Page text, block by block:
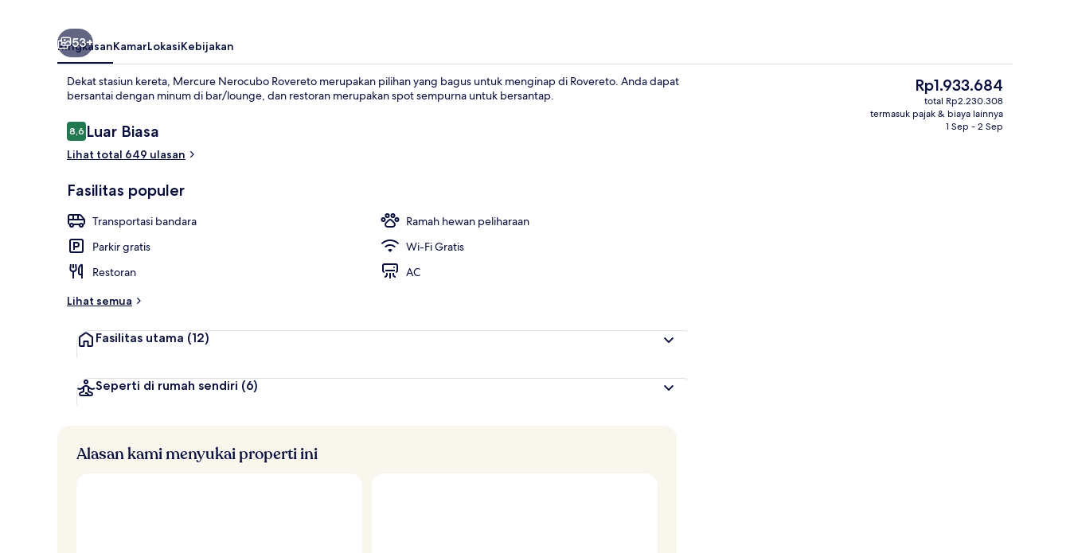
Bar (di properti)
53+
RingkasanKamarLokasiKebijakan
Dekat stasiun kereta, Mercure Nerocubo Rovereto merupakan pilihan yang bagus untuk menginap di Rovereto. Anda dapat
bersantai dengan minum di bar/lounge, dan restoran merupakan spot sempurna untuk bersantap.
Ulasan
8,68,6 dari 10
Luar Biasa
Lihat total 649 ulasan
Fasilitas populer
Transportasi bandara
Ramah hewan peliharaan
Parkir gratis
Wi-Fi Gratis
Restoran
AC
Lihat semua
Fasilitas utama (12)
Seperti di rumah sendiri (6)
Harga
saat
ini
Rp1.933.684
Rp1.933.684
total Rp2.230.308
termasuk pajak & biaya lainnya
1 Sep - 2 Sep
Alasan kami menyukai properti ini